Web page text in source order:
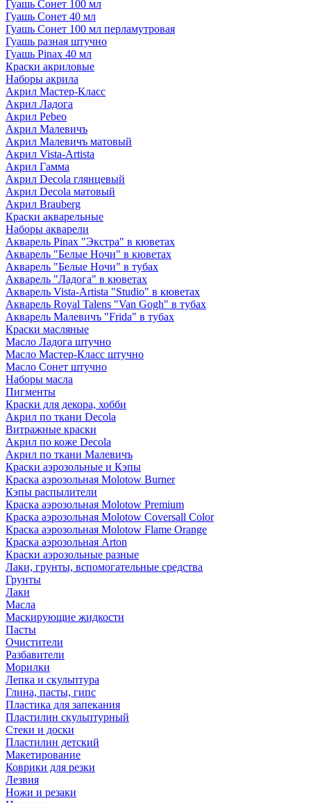
Гуашь Сонет 100 мл
Гуашь Сонет 40 мл
Гуашь Сонет 100 мл перламутровая
Гуашь разная штучно
Гуашь Pinax 40 мл
Краски акриловые
Наборы акрила
Акрил Мастер-Класс
Акрил Ладога
Акрил Pebeo
Акрил Малевичъ
Акрил Малевичъ матовый
Акрил Vista-Artista
Акрил Гамма
Акрил Decola глянцевый
Акрил Decola матовый
Акрил Brauberg
Краски акварельные
Наборы акварели
Акварель Pinax "Экстра" в кюветах
Акварель "Белые Ночи" в кюветах
Акварель "Белые Ночи" в тубах
Акварель "Ладога" в кюветах
Акварель Vista-Artista "Studio" в кюветах
Акварель Royal Talens "Van Gogh" в тубах
Акварель Малевичъ "Frida" в тубах
Краски масляные
Масло Ладога штучно
Масло Мастер-Класс штучно
Масло Сонет штучно
Наборы масла
Пигменты
Краски для декора, хобби
Акрил по ткани Decola
Витражные краски
Акрил по коже Decola
Акрил по ткани Малевичъ
Краски аэрозольные и Кэпы
Краска аэрозольная Molotow Burner
Кэпы распылители
Краска аэрозольная Molotow Premium
Краска аэрозольная Molotow Coversall Color
Краска аэрозольная Molotow Flame Orange
Краска аэрозольная Arton
Краски аэрозольные разные
Лаки, грунты, вспомогательные средства
Грунты
Лаки
Масла
Маскирующие жидкости
Пасты
Очистители
Разбавители
Морилки
Лепка и скульптура
Глина, пасты, гипс
Пластика для запекания
Пластилин скульптурный
Стеки и доски
Пластилин детский
Макетирование
Коврики для резки
Лезвия
Ножи и резаки